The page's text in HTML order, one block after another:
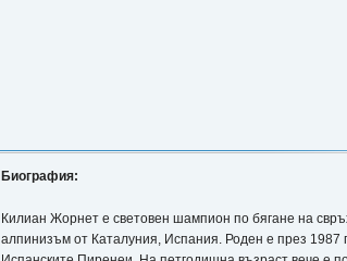
Биография:
Килиан Жорнет е световен шампион по бягане на
алпинизъм от Каталуния, Испания. Роден е през 1987